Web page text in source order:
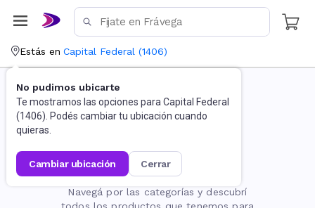
Estás en Capital Federal (1406)
No pudimos ubicarte
Te mostramos las opciones para Capital Federal
(1406). Podés cambiar tu ubicación cuando
quieras.
cambiar ubicación cerrar
La página no existe
Navegá por las categorías y descubrí
todos los productos que tenemos para